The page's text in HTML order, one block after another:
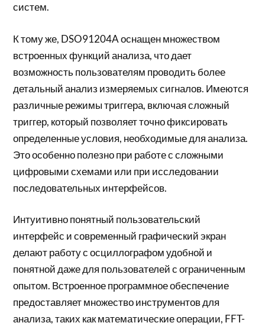
систем.
К тому же, DSO91204A оснащен множеством
встроенных функций анализа, что дает
возможность пользователям проводить более
детальный анализ измеряемых сигналов. Имеются
различные режимы триггера, включая сложный
триггер, который позволяет точно фиксировать
определенные условия, необходимые для анализа.
Это особенно полезно при работе с сложными
цифровыми схемами или при исследовании
последовательных интерфейсов.
Интуитивно понятный пользовательский
интерфейс и современный графический экран
делают работу с осциллографом удобной и
понятной даже для пользователей с ограниченным
опытом. Встроенное программное обеспечение
предоставляет множество инструментов для
анализа, таких как математические операции, FFT-